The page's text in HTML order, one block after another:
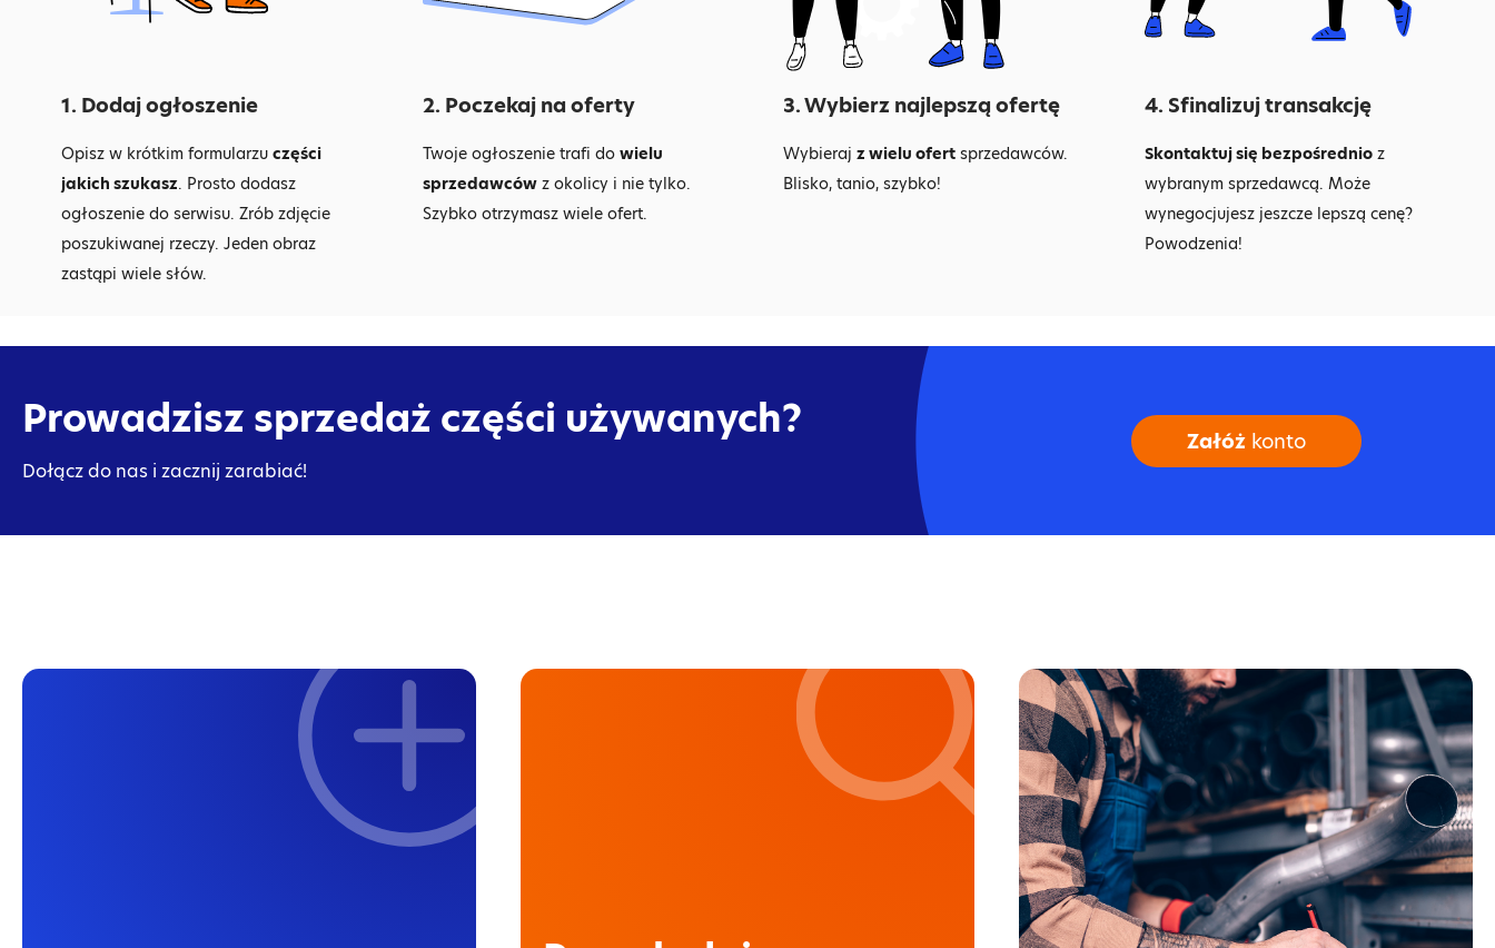
1. Dodaj ogłoszenie
Opisz w krótkim formularzu części
jakich szukasz. Prosto dodasz
ogłoszenie do serwisu. Zrób zdjęcie
poszukiwanej rzeczy. Jeden obraz
zastąpi wiele słów.
2. Poczekaj na oferty
Twoje ogłoszenie trafi do wielu
sprzedawcówz okolicy i nie tylko.
Szybko otrzymasz wiele ofert.
3. Wybierz najlepszą ofertę
Wybierajz wielu ofert sprzedawców.
Blisko, tanio, szybko!
4. Sfinalizuj transakcję
Skontaktuj się bezpośrednio z
wybranym sprzedawcą. Może
wynegocjujesz jeszcze lepszą cenę?
Powodzenia!
Prowadzisz sprzedaż części używanych?
Dołącz do nas i zacznij zarabiać!
Załóż konto